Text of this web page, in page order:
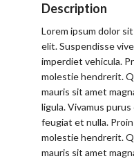
Description
Lorem ipsum dolor
elit. Suspendisse
imperdiet vehicula.
molestie hendrerit.
mauris sit amet
ligula. Vivamus
feugiat et nulla.
molestie hendrerit.
mauris sit amet